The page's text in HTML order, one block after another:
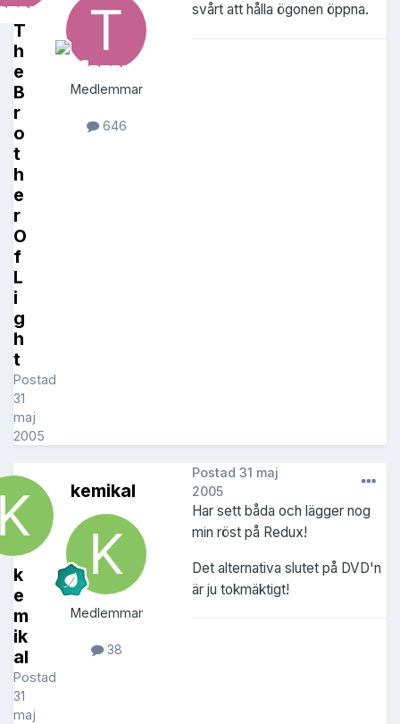
T
h
e
B
r
o
t
h
e
r
O
f
L
i
g
h
t
Postad
31
maj
2005
Medlemmar
646
svårt att hålla ögonen öppna.
k
e
m
ik
al
Postad
31
maj
kemikal
Medlemmar
38
Postad 31 maj
2005
Har sett båda och lägger nog
min röst på Redux!
Det alternativa slutet på DVD'n
är ju tokmäktigt!